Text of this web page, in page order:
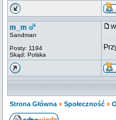
m_m
Sandman
Posty: 1194
Skąd: Polska
Strona Główna » Społeczność »